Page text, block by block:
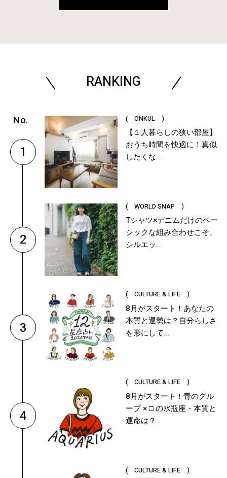
RANKING
1
( ONKUL )
【１人暮らしの狭い部屋】
おうち時間を快適に！真似
したくな...
2
( WORLD SNAP )
Tシャツ×デニムだけのベー
シックな組み合わせこそ、
シルエッ...
3
( CULTURE & LIFE )
8月がスタート！あなたの
本質と運勢は？自分らしさ
を形にして...
4
( CULTURE & LIFE )
8月がスタート！青のグル
ープ × □ の水瓶座・本質と
運命は？...
( CULTURE & LIFE )